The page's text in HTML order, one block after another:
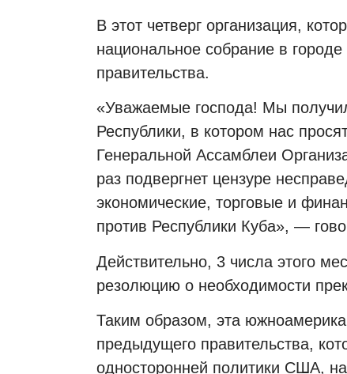
В этот четверг организация,
национальное собрание в
правительства.
«Уважаемые господа! Мы
Республики, в котором нас
Генеральной Ассамблеи
раз подвергнет цензуре
экономические, торговые и
против Республики Куба», —
Действительно, 3 числа этого
резолюцию о необходимости
Таким образом, эта
предыдущего правительства,
односторонней политики США,